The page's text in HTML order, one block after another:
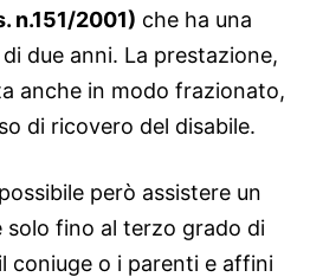
n.151/2001) che ha una
due anni. La prestazione,
anche in modo frazionato,
di ricovero del disabile.
però assistere un
solo fino al terzo grado di
coniuge o i parenti e affini